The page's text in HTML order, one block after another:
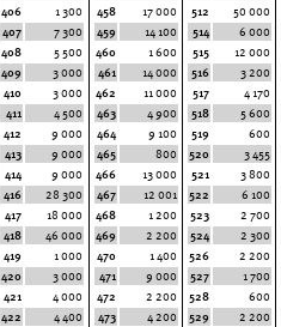
406
1 300
407
7 300
408
5 500
409
3 000
410
3 000
411
4 500
412
9 000
413
9 000
414
9 000
416
28 300
417
18 000
418
46 000
419
1 000
420
3 000
421
4 000
422
4 400
458
17 000
459
14 100
460
1 600
461
14 000
462
11 000
463
4 900
464
9 100
465
800
466
13 000
467
12 001
468
1 200
469
2 200
470
1 400
471
9 000
472
2 200
473
4 200
512
50 000
514
6 000
515
12 000
516
3 200
517
4 170
518
5 600
519
600
520
3 455
521
3 800
522
6 100
523
2 700
524
2 300
526
2 200
527
1 700
528
600
529
2 200